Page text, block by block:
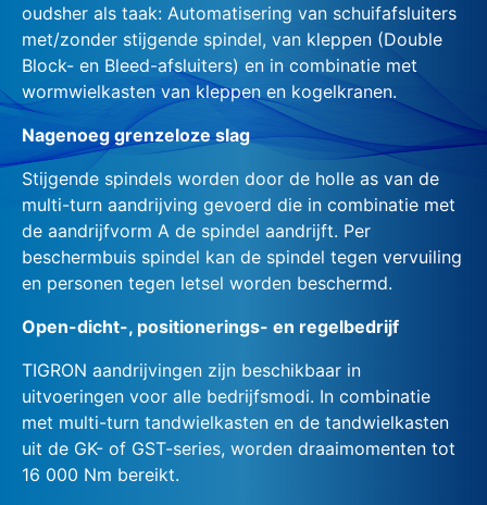
oudsher als taak: Automatisering van schuifafsluiters
met/zonder stijgende spindel, van kleppen (Double
Block- en Bleed-afsluiters) en in combinatie met
wormwielkasten van kleppen en kogelkranen.
Nagenoeg grenzeloze slag
Stijgende spindels worden door de holle as van de
multi-turn aandrijving gevoerd die in combinatie met
de aandrijfvorm A de spindel aandrijft. Per
beschermbuis spindel kan de spindel tegen vervuiling
en personen tegen letsel worden beschermd.
Open-dicht-, positionerings- en regelbedrijf
TIGRON aandrijvingen zijn beschikbaar in
uitvoeringen voor alle bedrijfsmodi. In combinatie
met multi-turn tandwielkasten en de tandwielkasten
uit de GK- of GST-series, worden draaimomenten tot
16 000 Nm bereikt.